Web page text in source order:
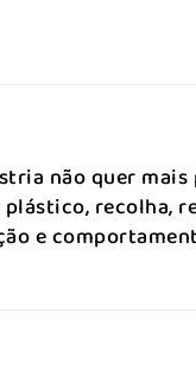
não quer
recolha,
e